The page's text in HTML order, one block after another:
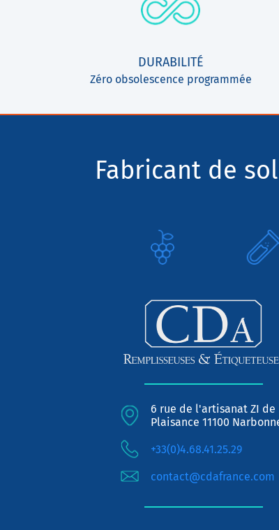
DURABILITÉ
Zéro obsolescence programmée
Fabricant de
6 rue de l'artisanat ZI de
Plaisance 11100
+33(0)4.68.41.25.29
contact@cdafrance.com